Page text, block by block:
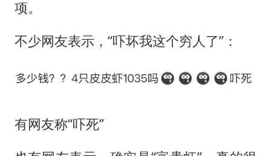
项。
不少网友表示，“吓坏我这个穷人了”：
有网友称“吓死”